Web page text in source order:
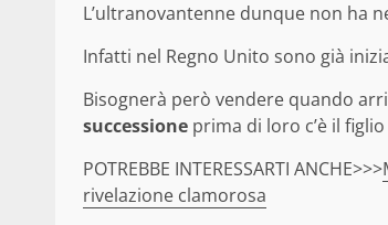
L’ultranovantenne dunque non ha
Infatti nel Regno Unito sono già
Bisognerà però vendere quando
successione prima di loro c’è il
POTREBBE INTERESSARTI ANCHE>>>
rivelazione clamorosa